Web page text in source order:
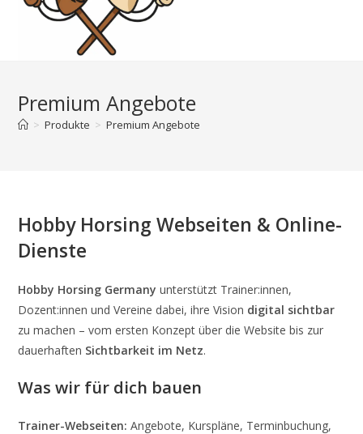
Premium Angebote
> Produkte > Premium Angebote
Hobby Horsing Webseiten & Online-
Dienste
Hobby Horsing Germany unterstützt Trainer:innen,
Dozent:innen und Vereine dabei, ihre Vision digital sichtbar
zu machen – vom ersten Konzept über die Website bis zur
dauerhaften Sichtbarkeit im Netz.
Was wir für dich bauen
Trainer-Webseiten: Angebote, Kurspläne, Terminbuchung,